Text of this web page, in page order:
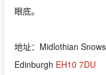
眼底。
地址：Midlothian
Edinburgh EH10 7DU